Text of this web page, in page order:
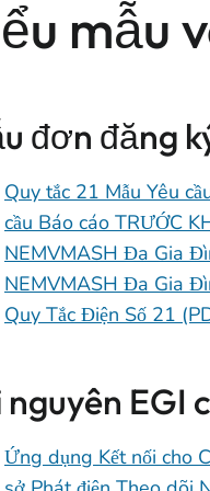
mẫu
đơn đăng
Quy tắc 21 Mẫu Yêu
cầu Báo cáo TRƯỚC
NEMVMASH Đa Gia
NEMVMASH Đa Gia
Quy Tắc Điện Số 21
nguyên EGI
Ứng dụng Kết nối cho